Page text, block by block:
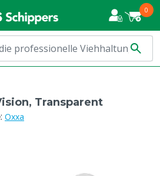
0
Transparent
: Oxxa